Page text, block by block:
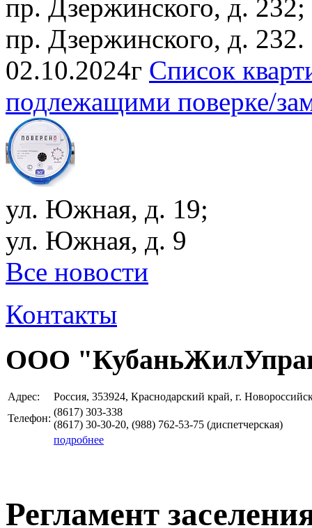
пр. Дзержинского, д. 232;
пр. Дзержинского, д. 232.
02.10.2024г Список
подлежащими поверке/
ул. Южная, д. 19;
ул. Южная, д. 9
Все новости
Контакты
ООО
Адрес:
Россия, 353924, Краснодарский край, г.
Телефон:
(8617) 303-338
(8617) 30-30-20, (988) 762-53-75 (диспетчерская)
подробнее
Регламент